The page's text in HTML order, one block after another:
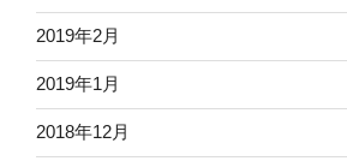
2019年2月
2019年1月
2018年12月